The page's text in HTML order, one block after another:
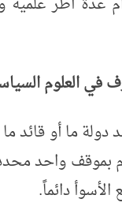
في العلوم
دولة ما أو قائد
بموقف واحد
دائماً.